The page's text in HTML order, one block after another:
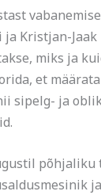
Kristjan-
miks ja
et
sipelg- ja